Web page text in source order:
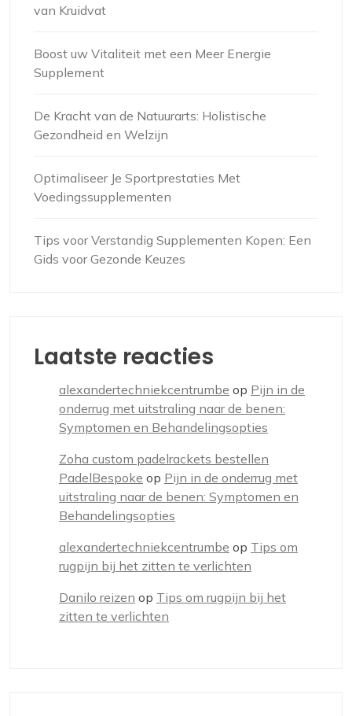
van Kruidvat
Boost uw Vitaliteit met een Meer Energie
Supplement
De Kracht van de Natuurarts: Holistische
Gezondheid en Welzijn
Optimaliseer Je Sportprestaties Met
Voedingssupplementen
Tips voor Verstandig Supplementen Kopen: Een
Gids voor Gezonde Keuzes
Laatste reacties
alexandertechniekcentrumbe op Pijn in de
onderrug met uitstraling naar de benen:
Symptomen en Behandelingsopties
Zoha custom padelrackets bestellen
PadelBespoke op Pijn in de onderrug met
uitstraling naar de benen: Symptomen en
Behandelingsopties
alexandertechniekcentrumbe op Tips om
rugpijn bij het zitten te verlichten
Danilo reizen op Tips om rugpijn bij het
zitten te verlichten